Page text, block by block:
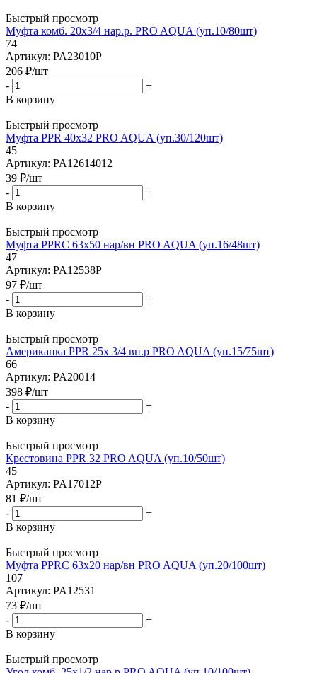
Быстрый просмотр
Муфта комб. 20х3/4 нар.р. PRO AQUA (уп.10/80шт)
74
Артикул: PA23010P
206 ₽/шт
-
+
В корзину
Быстрый просмотр
Муфта PPR 40х32 PRO AQUA (уп.30/120шт)
45
Артикул: PA12614012
39 ₽/шт
-
+
В корзину
Быстрый просмотр
Муфта PPRC 63х50 нар/вн PRO AQUA (уп.16/48шт)
47
Артикул: PA12538P
97 ₽/шт
-
+
В корзину
Быстрый просмотр
Американка PPR 25х 3/4 вн.р PRO AQUA (уп.15/75шт)
66
Артикул: PA20014
398 ₽/шт
-
+
В корзину
Быстрый просмотр
Крестовина PPR 32 PRO AQUA (уп.10/50шт)
45
Артикул: PA17012P
81 ₽/шт
-
+
В корзину
Быстрый просмотр
Муфта PPRC 63х20 нар/вн PRO AQUA (уп.20/100шт)
107
Артикул: PA12531
73 ₽/шт
-
+
В корзину
Быстрый просмотр